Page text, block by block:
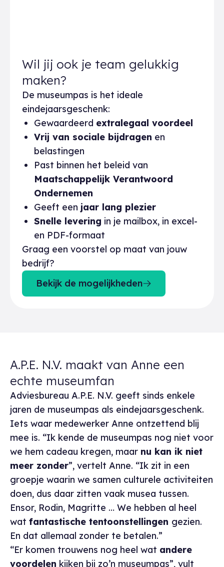
Wil jij ook je team gelukkig
maken?
De museumpas is het ideale
eindejaarsgeschenk:
Gewaardeerd extralegaal voordeel
Vrij van sociale bijdragen en
belastingen
Past binnen het beleid van
Maatschappelijk Verantwoord
Ondernemen
Geeft een jaar lang plezier
Snelle levering in je mailbox, in excel-
en PDF-formaat
Graag een voorstel op maat van jouw
bedrijf?
Bekijk de mogelijkheden
A.P.E. N.V. maakt van Anne een
echte museumfan
Adviesbureau A.P.E. N.V. geeft sinds enkele
jaren de museumpas als eindejaarsgeschenk.
Iets waar medewerker Anne ontzettend blij
mee is. “Ik kende de museumpas nog niet voor
we hem cadeau kregen, maar nu kan ik niet
meer zonder”, vertelt Anne. “Ik zit in een
groepje waarin we samen culturele activiteiten
doen, dus daar zitten vaak musea tussen.
Ensor, Rodin, Magritte … We hebben al heel
wat fantastische tentoonstellingen gezien.
En dat allemaal zonder te betalen.”
“Er komen trouwens nog heel wat andere
voordelen kijken bij zo’n museumpas”, vult